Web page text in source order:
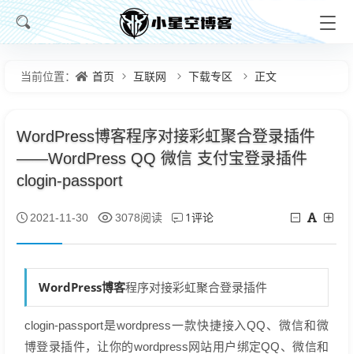
当前位置： 首页 互联网 下载专区 正文
WordPress博客程序对接彩虹聚合登录插件
——WordPress QQ 微信 支付宝登录插件
clogin-passport
2021-11-30 3078阅读 1评论
WordPress博客程序对接彩虹聚合登录插件
clogin-passport是wordpress一款快捷接入QQ、微信和微
博登录插件，让你的wordpress网站用户绑定QQ、微信和